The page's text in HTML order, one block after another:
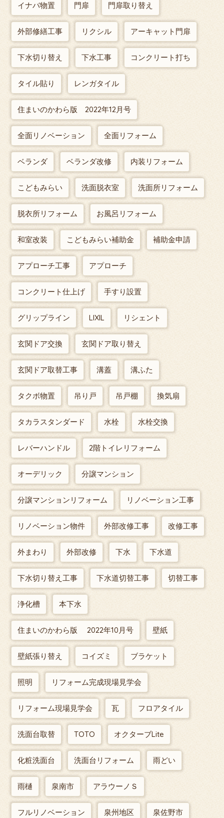
イナバ物置 門扉 門扉取り替え
外部修繕工事 リクシル アーキャット門扉
下水切り替え 下水工事 コンクリート打ち
タイル貼り レンガタイル
住まいのかわら版 2022年12月号
全面リノベーション 全面リフォーム
ベランダ ベランダ改修 内装リフォーム
こどもみらい 洗面脱衣室 洗面所リフォーム
脱衣所リフォーム お風呂リフォーム
和室改装 こどもみらい補助金 補助金申請
アプローチ工事 アプローチ
コンクリート仕上げ 手すり設置
グリップライン LIXIL リシェント
玄関ドア交換 玄関ドア取り替え
玄関ドア取替工事 溝蓋 溝ふた
タクボ物置 吊り戸 吊戸棚 換気扇
タカラスタンダード 水栓 水栓交換
レバーハンドル 2階トイレリフォーム
オーデリック 分譲マンション
分譲マンションリフォーム リノベーション工事
リノベーション物件 外部改修工事 改修工事
外まわり 外部改修 下水 下水道
下水切り替え工事 下水道切替工事 切替工事
浄化槽 本下水
住まいのかわら版 2022年10月号 壁紙
壁紙張り替え コイズミ ブラケット
照明 リフォーム完成現場見学会
リフォーム現場見学会 瓦 フロアタイル
洗面台取替 TOTO オクターブLite
化粧洗面台 洗面台リフォーム 雨どい
雨樋 泉南市 アラウーノＳ
フルリノベーション 泉州地区 泉佐野市